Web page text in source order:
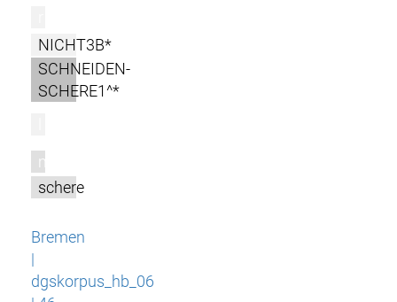
NICHT3B*
SCHNEIDEN-
SCHERE1^*
m
schere
Bremen
|
dgskorpus_hb_06